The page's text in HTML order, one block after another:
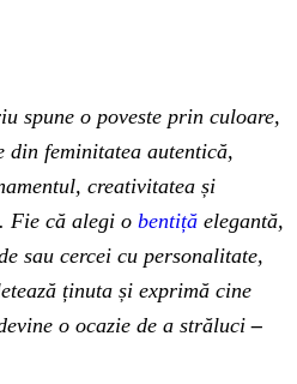
spune o poveste prin culoare,
din feminitatea autentică,
creativitatea și
Fie că alegi o bentiță elegantă,
sau cercei cu personalitate,
ținuta și exprimă cine
o ocazie de a străluci –